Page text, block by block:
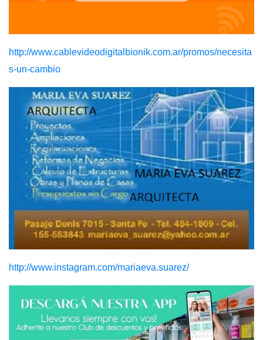
http://www.cablevideodigitalbionik.com.ar/promos/necesita
s-un-cambio
http://www.instagram.com/mariaeva.suarez/